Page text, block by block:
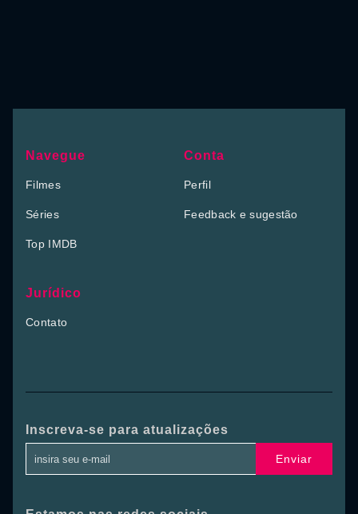
Navegue
Filmes
Séries
Top IMDB
Conta
Perfil
Feedback e sugestão
Jurídico
Contato
Inscreva-se para atualizações
Enviar